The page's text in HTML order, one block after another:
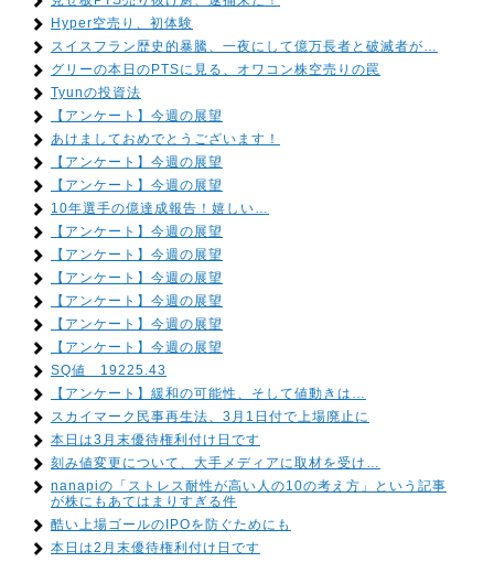
Hyper空売り、初体験
スイスフラン歴史的暴騰、一夜にして億万長者と破滅者が…
グリーの本日のPTSに見る、オワコン株空売りの罠
Tyunの投資法
【アンケート】今週の展望
あけましておめでとうございます！
【アンケート】今週の展望
【アンケート】今週の展望
10年選手の億達成報告！嬉しい…
【アンケート】今週の展望
【アンケート】今週の展望
【アンケート】今週の展望
【アンケート】今週の展望
【アンケート】今週の展望
【アンケート】今週の展望
SQ値 19225.43
【アンケート】緩和の可能性、そして値動きは…
スカイマーク民事再生法、3月1日付で上場廃止に
本日は3月末優待権利付け日です
刻み値変更について、大手メディアに取材を受け…
nanapiの「ストレス耐性が高い人の10の考え方」という記事
が株にもあてはまりすぎる件
酷い上場ゴールのIPOを防ぐためにも
本日は2月末優待権利付け日です